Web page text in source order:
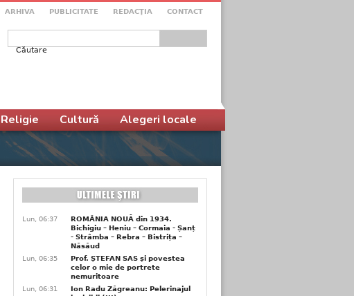
ARHIVA PUBLICITATE REDACŢIA CONTACT
Formular de căutare
Religie Cultură Alegeri locale
Lun, 06:37
ROMÂNIA NOUĂ din 1934.
Bichigiu – Heniu – Cormaia - Șanț
- Strâmba – Rebra – Bistrița –
Năsăud
Lun, 06:35
Prof. ȘTEFAN SAS și povestea
celor o mie de portrete
nemuritoare
Lun, 06:31
Ion Radu Zăgreanu: Pelerinajul